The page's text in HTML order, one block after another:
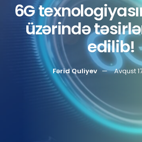
6G
üzərində
edilib!
Fərid Quliyev Avqust